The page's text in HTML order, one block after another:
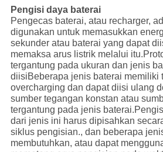
Pengisi daya baterai
Pengecas baterai, atau recharger,
digunakan untuk memasukkan
sekunder atau baterai yang dapat
memaksa arus listrik melalui
tergantung pada ukuran dan jenis
diisiBeberapa jenis baterai memiliki
overcharging dan dapat diisi ulang
sumber tegangan konstan atau
tergantung pada jenis
dari jenis ini harus dipisahkan
siklus pengisian., dan beberapa
membutuhkan, atau dapat